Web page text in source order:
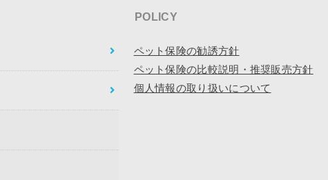
POLICY
ペット保険の勧誘方針
ペット保険の比較説明・推奨販売方針
個人情報の取り扱いについて